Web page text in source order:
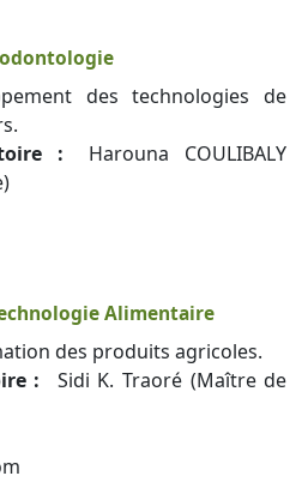
des technologies de
:
Harouna COULIBALY
Alimentaire
des produits agricoles.
:
Sidi K. Traoré (Maître de